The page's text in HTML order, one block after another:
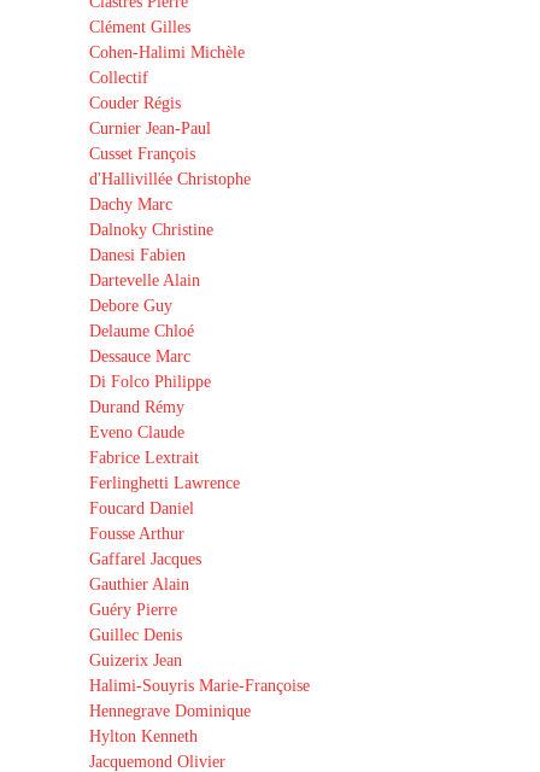
Clément Gilles
Cohen-Halimi Michèle
Collectif
Couder Régis
Curnier Jean-Paul
Cusset François
d'Hallivillée Christophe
Dachy Marc
Dalnoky Christine
Danesi Fabien
Dartevelle Alain
Debore Guy
Delaume Chloé
Dessauce Marc
Di Folco Philippe
Durand Rémy
Eveno Claude
Fabrice Lextrait
Ferlinghetti Lawrence
Foucard Daniel
Fousse Arthur
Gaffarel Jacques
Gauthier Alain
Guéry Pierre
Guillec Denis
Guizerix Jean
Halimi-Souyris Marie-Françoise
Hennegrave Dominique
Hylton Kenneth
Jacquemond Olivier